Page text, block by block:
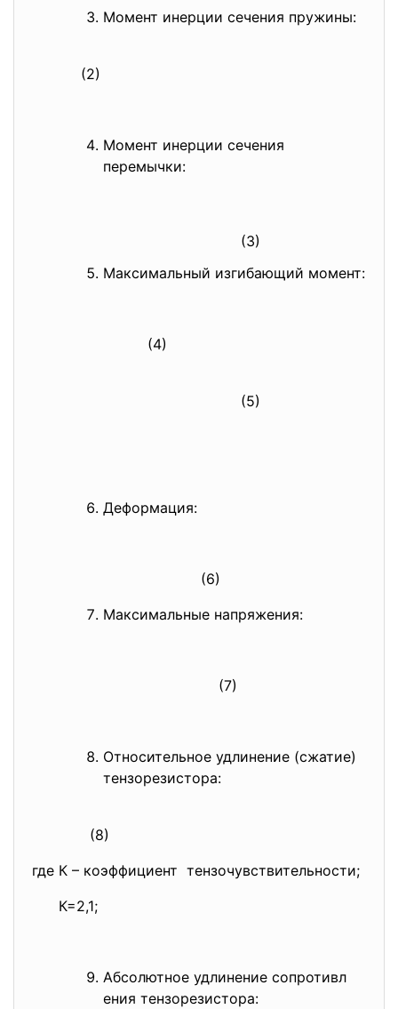
Момент инерции сечения пружины:
(2)
Момент инерции сечения
перемычки:
(3)
Максимальный изгибающий момент:
(4)
(5)
Деформация:
(6)
Максимальные напряжения:
(7)
Относительное удлинение (сжатие)
тензорезистора:
(8)
где К – коэффициент тензочувствительности;
К=2,1;
Абсолютное удлинение сопротивл
ения тензорезистора: